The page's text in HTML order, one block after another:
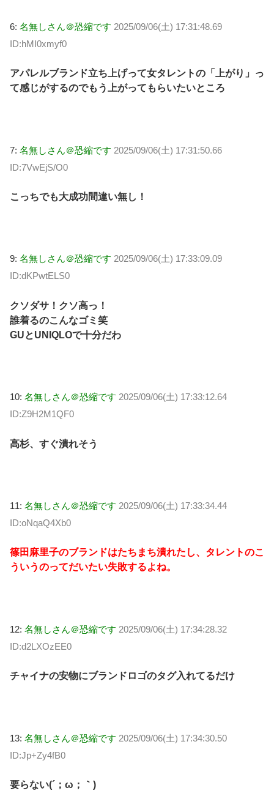
6: 名無しさん＠恐縮です 2025/09/06(土) 17:31:48.69
ID:hMI0xmyf0
アパレルブランド立ち上げって女タレントの「上がり」っ
て感じがするのでもう上がってもらいたいところ
7: 名無しさん＠恐縮です 2025/09/06(土) 17:31:50.66
ID:7VwEjS/O0
こっちでも大成功間違い無し！
9: 名無しさん＠恐縮です 2025/09/06(土) 17:33:09.09
ID:dKPwtELS0
クソダサ！クソ高っ！
誰着るのこんなゴミ笑
GUとUNIQLOで十分だわ
10: 名無しさん＠恐縮です 2025/09/06(土) 17:33:12.64
ID:Z9H2M1QF0
高杉、すぐ潰れそう
11: 名無しさん＠恐縮です 2025/09/06(土) 17:33:34.44
ID:oNqaQ4Xb0
篠田麻里子のブランドはたちまち潰れたし、タレントのこ
ういうのってだいたい失敗するよね。
12: 名無しさん＠恐縮です 2025/09/06(土) 17:34:28.32
ID:d2LXOzEE0
チャイナの安物にブランドロゴのタグ入れてるだけ
13: 名無しさん＠恐縮です 2025/09/06(土) 17:34:30.50
ID:Jp+Zy4fB0
要らない(´；ω；｀)